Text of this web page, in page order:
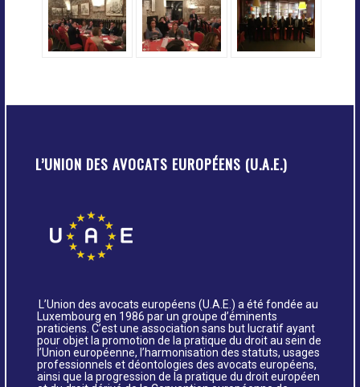
L’UNION DES AVOCATS EUROPÉENS (U.A.E.)
L’Union des avocats européens (U.A.E.) a été fondée au
Luxembourg en 1986 par un groupe d’éminents
praticiens. C’est une association sans but lucratif ayant
pour objet la promotion de la pratique du droit au sein de
l’Union européenne, l’harmonisation des statuts, usages
professionnels et déontologies des avocats européens,
ainsi que la progression de la pratique du droit européen